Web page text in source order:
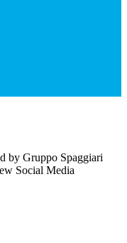
by Gruppo Spaggiari
Social Media